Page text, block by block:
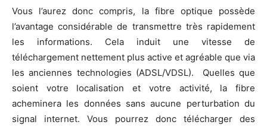
Vous l’aurez donc compris, la fibre optique possède
l’avantage considérable de transmettre très rapidement
les informations. Cela induit une vitesse de
téléchargement nettement plus active et agréable que via
les anciennes technologies (ADSL/VDSL). Quelles que
soient votre localisation et votre activité, la fibre
acheminera les données sans aucune perturbation du
signal internet. Vous pourrez donc télécharger des